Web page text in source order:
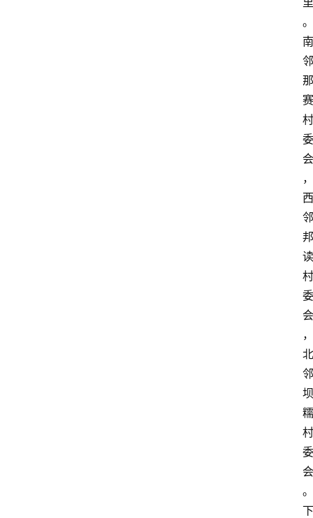
。
南
邻
那
赛
村
委
会
，
西
邻
邦
读
村
委
会
，
北
邻
坝
糯
村
委
会
。
下